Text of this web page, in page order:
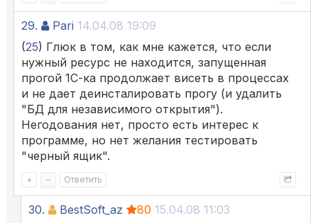
29. Pari 14.04.08 19:09
(25) Глюк в том, как мне кажется, что если
нужный ресурс не находится, запущенная
прогой 1С-ка продолжает висеть в процессах
и не дает деинсталировать прогу (и удалить
"БД для независимого открытия").
Негодования нет, просто есть интерес к
программе, но нет желания тестировать
"черный ящик".
+ – Ответить
30. BestSoft_az 80 15.04.08 11:03